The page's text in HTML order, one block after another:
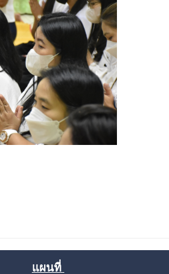
แผนที่